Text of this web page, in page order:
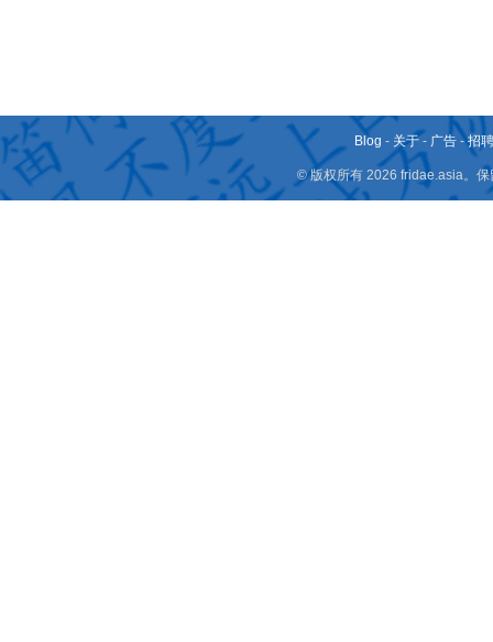
Blog - 关于 - 广告 -招
© 版权所有 2026 fridae.asia。